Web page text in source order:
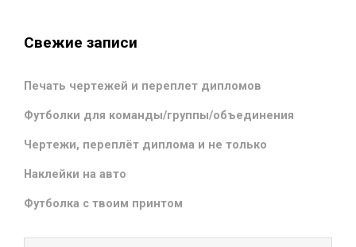
Свежие записи
Печать чертежей и переплет дипломов
Футболки для команды/группы/объединения
Чертежи, переплёт диплома и не только
Наклейки на авто
Футболка с твоим принтом